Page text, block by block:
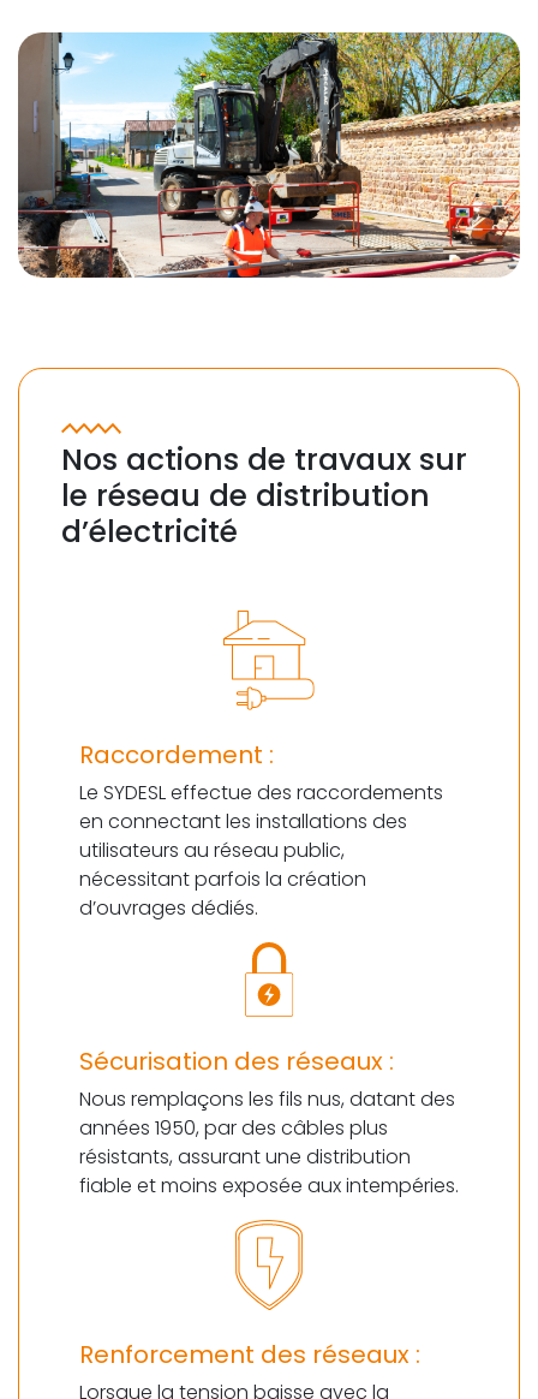
Nos actions de travaux sur
le réseau de distribution
d’électricité
Raccordement :
Le SYDESL effectue des raccordements
en connectant les installations des
utilisateurs au réseau public,
nécessitant parfois la création
d’ouvrages dédiés.
Sécurisation des réseaux :
Nous remplaçons les fils nus, datant des
années 1950, par des câbles plus
résistants, assurant une distribution
fiable et moins exposée aux intempéries.
Renforcement des réseaux :
Lorsque la tension baisse avec la